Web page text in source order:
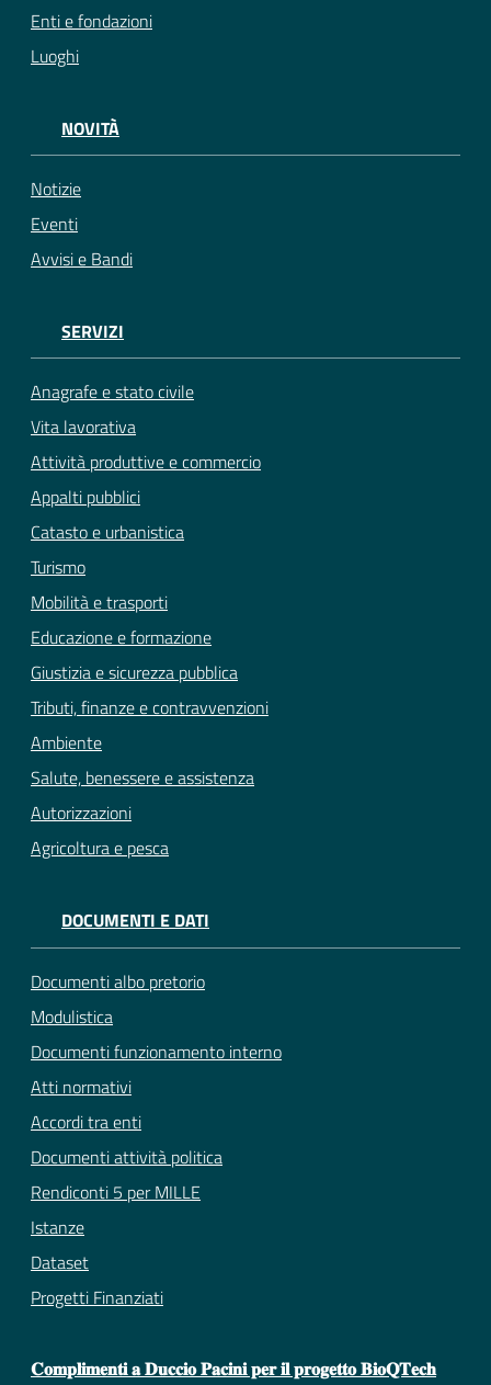
Enti e fondazioni
Luoghi
NOVITÀ
Notizie
Eventi
Avvisi e Bandi
SERVIZI
Anagrafe e stato civile
Vita lavorativa
Attività produttive e commercio
Appalti pubblici
Catasto e urbanistica
Turismo
Mobilità e trasporti
Educazione e formazione
Giustizia e sicurezza pubblica
Tributi, finanze e contravvenzioni
Ambiente
Salute, benessere e assistenza
Autorizzazioni
Agricoltura e pesca
DOCUMENTI E DATI
Documenti albo pretorio
Modulistica
Documenti funzionamento interno
Atti normativi
Accordi tra enti
Documenti attività politica
Rendiconti 5 per MILLE
Istanze
Dataset
Progetti Finanziati
𝐂𝐨𝐦𝐩𝐥𝐢𝐦𝐞𝐧𝐭𝐢 𝐚 𝐃𝐮𝐜𝐜𝐢𝐨 𝐏𝐚𝐜𝐢𝐧𝐢 𝐩𝐞𝐫 𝐢𝐥 𝐩𝐫𝐨𝐠𝐞𝐭𝐭𝐨 𝐁𝐢𝐨𝐐𝐓𝐞𝐜𝐡